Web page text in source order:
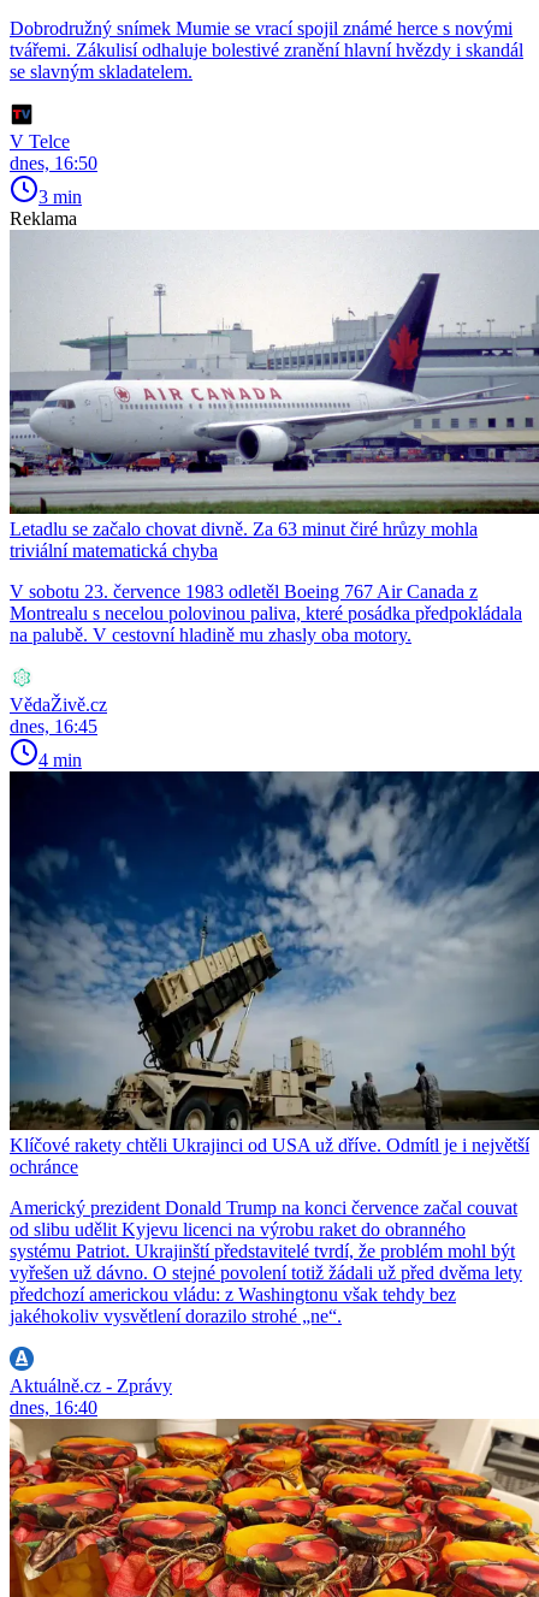
Dobrodružný snímek Mumie se vrací spojil známé herce s novými
tvářemi. Zákulisí odhaluje bolestivé zranění hlavní hvězdy i skandál
se slavným skladatelem.
V Telce
dnes, 16:50
3 min
Reklama
Letadlu se začalo chovat divně. Za 63 minut čiré hrůzy mohla
triviální matematická chyba
V sobotu 23. července 1983 odletěl Boeing 767 Air Canada z
Montrealu s necelou polovinou paliva, které posádka předpokládala
na palubě. V cestovní hladině mu zhasly oba motory.
VědaŽivě.cz
dnes, 16:45
4 min
Klíčové rakety chtěli Ukrajinci od USA už dříve. Odmítl je i největší
ochránce
Americký prezident Donald Trump na konci července začal couvat
od slibu udělit Kyjevu licenci na výrobu raket do obranného
systému Patriot. Ukrajinští představitelé tvrdí, že problém mohl být
vyřešen už dávno. O stejné povolení totiž žádali už před dvěma lety
předchozí americkou vládu: z Washingtonu však tehdy bez
jakéhokoliv vysvětlení dorazilo strohé „ne“.
Aktuálně.cz - Zprávy
dnes, 16:40